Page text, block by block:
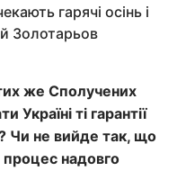
гарячі осінь і
Золотарьов
же Сполучених
Україні ті гарантії
Чи не вийде так, що
процес надовго